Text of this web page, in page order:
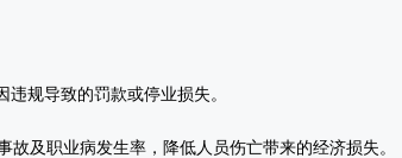
规导致的罚款或停业损失‌。
及职业病发生率，降低人员伤亡带来的经济损失‌。